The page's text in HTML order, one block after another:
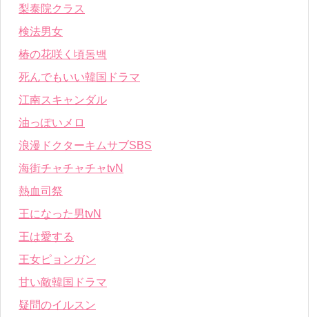
梨泰院クラス
検法男女
椿の花咲く頃동백
死んでもいい韓国ドラマ
江南スキャンダル
油っぽいメロ
浪漫ドクターキムサブSBS
海街チャチャチャtvN
熱血司祭
王になった男tvN
王は愛する
王女ピョンガン
甘い敵韓国ドラマ
疑問のイルスン